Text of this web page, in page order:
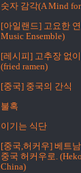
숫자 감각(A Mind
[아일랜드] 고요한
Music Ensemble)
[레시피] 고추장 없
(fried ramen)
[중국] 중국의 간식
불혹
이기는 식단
[중국,허커우] 베트
중국 허커우로.
China)